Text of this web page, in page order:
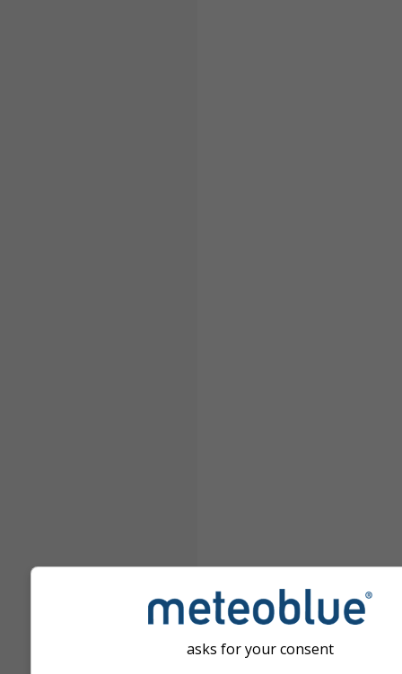
asks for your consent